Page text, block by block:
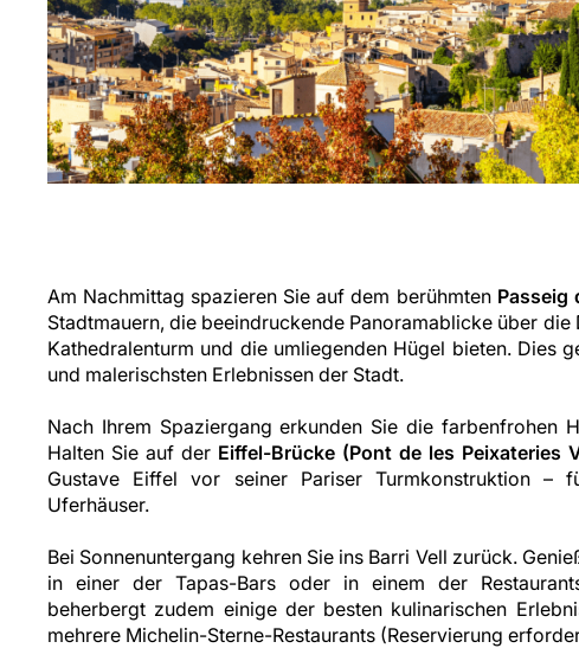
Am Nachmittag spazieren Sie auf dem berühmten Passeig
Stadtmauern, die beeindruckende Panoramablicke über die
Kathedralenturm und die umliegenden Hügel bieten. Dies
und malerischsten Erlebnissen der Stadt.
Nach Ihrem Spaziergang erkunden Sie die farbenfrohen
Halten Sie auf der Eiffel-Brücke (Pont de les Peixateries
Gustave Eiffel vor seiner Pariser Turmkonstruktion –
Uferhäuser.
Bei Sonnenuntergang kehren Sie ins Barri Vell zurück.
in einer der Tapas-Bars oder in einem der
beherbergt zudem einige der besten kulinarischen
mehrere Michelin-Sterne-Restaurants (Reservierung